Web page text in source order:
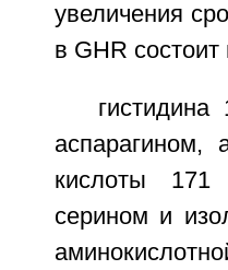
увеличения
в GHR
гистидина
аспарагином,
кислоты 171
серином и